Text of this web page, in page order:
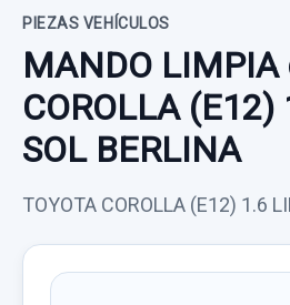
PIEZAS VEHÍCULOS
MANDO LIMPIA
COROLLA
SOL BERLINA
TOYOTA COROLLA (E12) 1.6